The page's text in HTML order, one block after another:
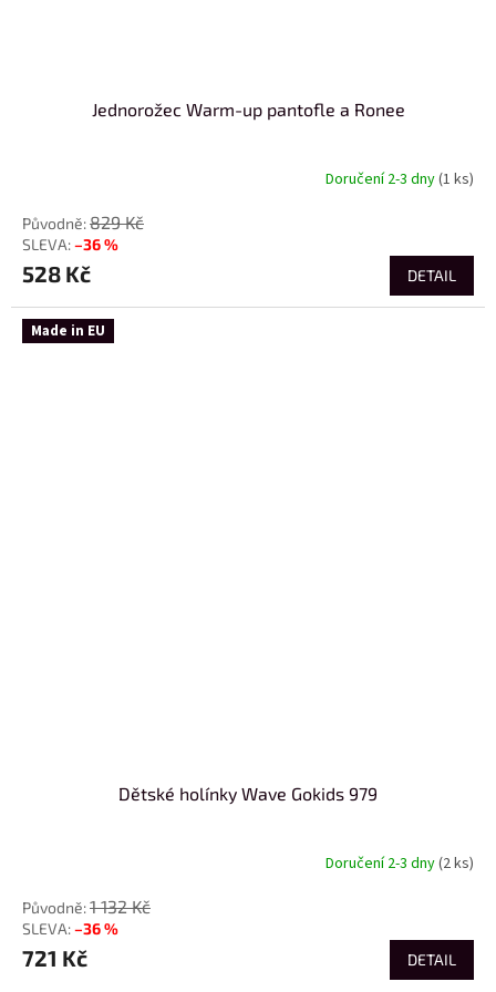
Jednorožec Warm-up pantofle a Ronee
Doručení 2-3 dny(1 ks)
829 Kč
–36 %
528 Kč DETAIL
Made in EU
Dětské holínky Wave Gokids 979
Doručení 2-3 dny(2 ks)
1 132 Kč
–36 %
721 Kč DETAIL